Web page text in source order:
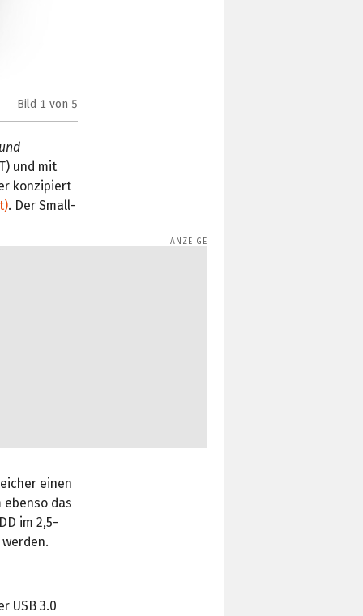
Bild 1 von 5
und mit
konzipiert
. Der Small-
einen
ebenso das
im 2,5-
USB 3.0